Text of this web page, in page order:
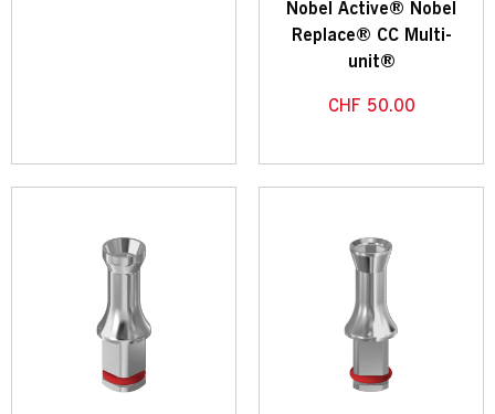
Nobel Active® Nobel
Replace® CC Multi-
unit®
CHF 50.00